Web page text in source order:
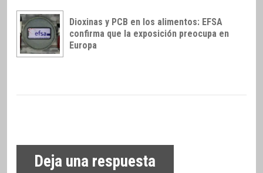
Dioxinas y PCB en los alimentos: EFSA
confirma que la exposición preocupa en
Europa
Deja una respuesta